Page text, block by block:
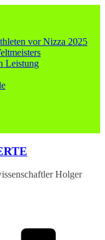
vor Nizza 2025
Leistung
Holger